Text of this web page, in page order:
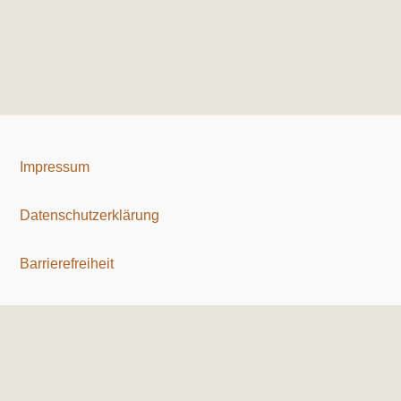
Impressum
Datenschutzerklärung
Barrierefreiheit